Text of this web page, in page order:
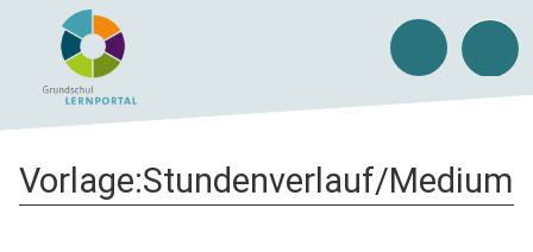
Vorlage:Stundenverlauf/Medium